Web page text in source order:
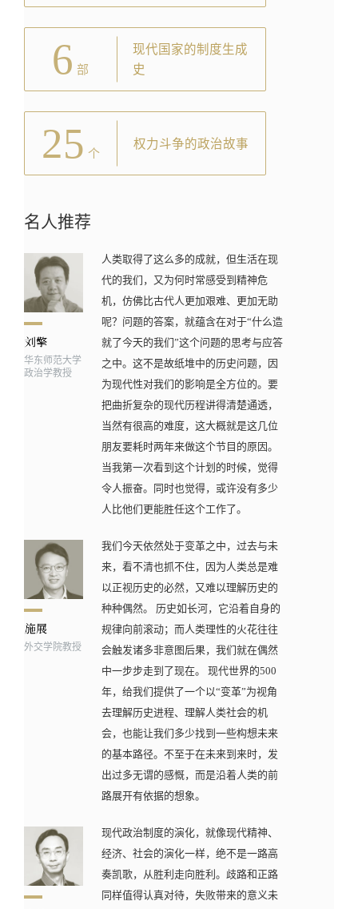
6 部
现代国家的制度生成
史
25 个
权力斗争的政治故事
名人推荐
华东师范大学
政治学教授
人类取得了这么多的成就，但生活在现
代的我们，又为何时常感受到精神危
机，仿佛比古代人更加艰难、更加无助
呢？问题的答案，就蕴含在对于“什么造
就了今天的我们”这个问题的思考与应答
之中。这不是故纸堆中的历史问题，因
为现代性对我们的影响是全方位的。要
把曲折复杂的现代历程讲得清楚通透，
当然有很高的难度，这大概就是这几位
朋友要耗时两年来做这个节目的原因。
当我第一次看到这个计划的时候，觉得
令人振奋。同时也觉得，或许没有多少
人比他们更能胜任这个工作了。
外交学院教授
我们今天依然处于变革之中，过去与未
来，看不清也抓不住，因为人类总是难
以正视历史的必然，又难以理解历史的
种种偶然。 历史如长河，它沿着自身的
规律向前滚动；而人类理性的火花往往
会触发诸多非意图后果，我们就在偶然
中一步步走到了现在。 现代世界的500
年，给我们提供了一个以“变革”为视角
去理解历史进程、理解人类社会的机
会，也能让我们多少找到一些构想未来
的基本路径。不至于在未来到来时，发
出过多无谓的感慨，而是沿着人类的前
路展开有依据的想象。
现代政治制度的演化，就像现代精神、
经济、社会的演化一样，绝不是一路高
奏凯歌，从胜利走向胜利。歧路和正路
同样值得认真对待，失败带来的意义未